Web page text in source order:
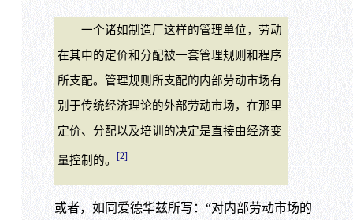
一个诸如制造厂这样的管理单位，劳动
在其中的定价和分配被一套管理规则和程序
所支配。管理规则所支配的内部劳动市场有
别于传统经济理论的外部劳动市场，在那里
定价、分配以及培训的决定是直接由经济变
量控制的。 [2]
或者，如同爱德华兹所写：“对内部劳动市场的